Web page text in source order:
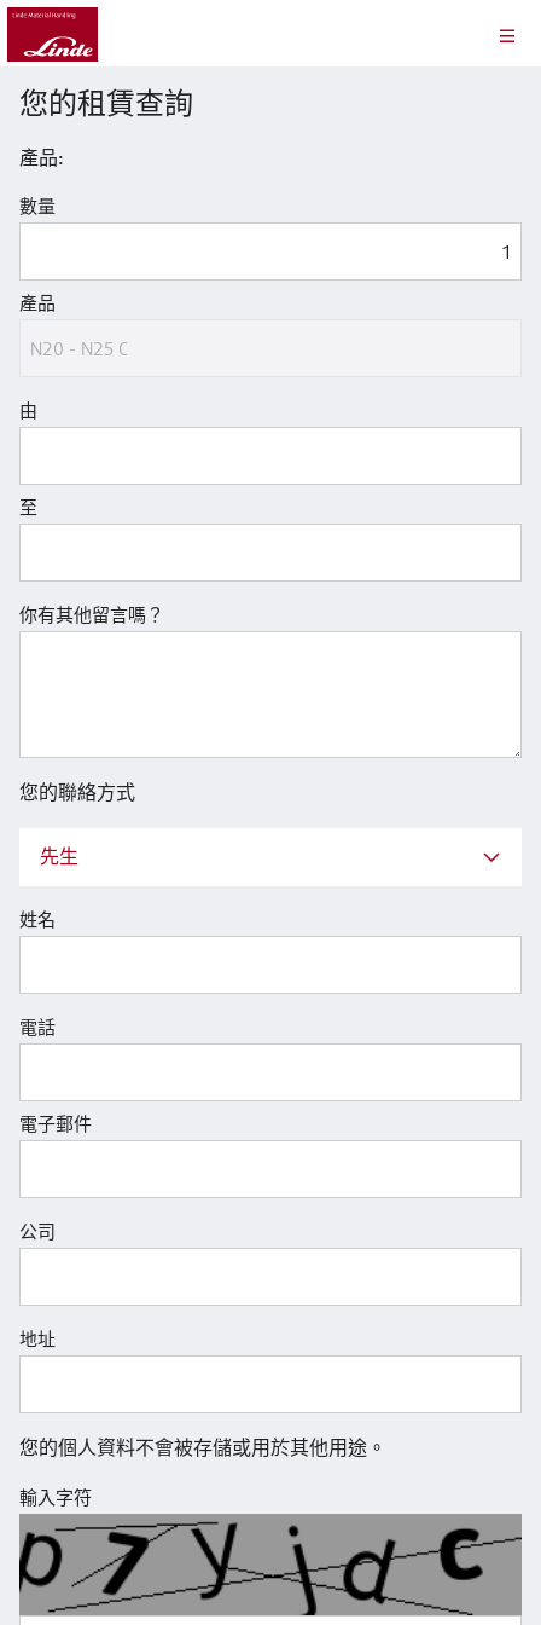
您的租賃查詢
產品:
數量
產品
由
至
你有其他留言嗎？
您的聯絡方式
先生
姓名
電話
電子郵件
公司
地址
您的個人資料不會被存儲或用於其他用途。
輸入字符